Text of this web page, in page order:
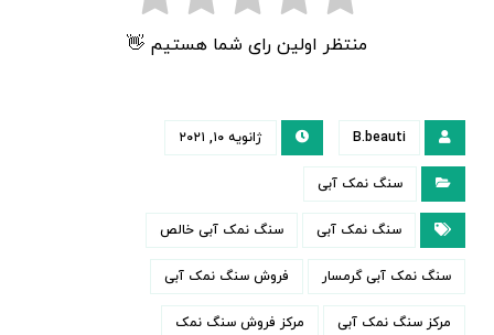
منتظر اولین رای شما هستیم 👋
B.beauti ژانویه ۱۰, ۲۰۲۱
سنگ نمک آبی
سنگ نمک آبی سنگ نمک آبی خالص
سنگ نمک آبی گرمسار فروش سنگ نمک آبی
مرکز سنگ نمک آبی مرکز فروش سنگ نمک